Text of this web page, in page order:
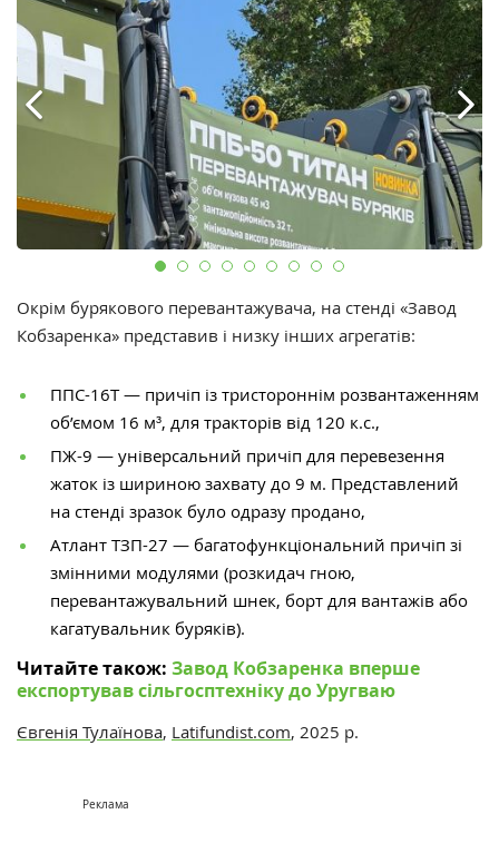
Окрім бурякового перевантажувача, на стенді «Завод
Кобзаренка» представив і низку інших агрегатів:
ППС-16Т — причіп із тристороннім розвантаженням
об’ємом 16 м³, для тракторів від 120 к.с.,
ПЖ-9 — універсальний причіп для перевезення
жаток із шириною захвату до 9 м. Представлений
на стенді зразок було одразу продано,
Атлант ТЗП-27 — багатофункціональний причіп зі
змінними модулями (розкидач гною,
перевантажувальний шнек, борт для вантажів або
кагатувальник буряків).
Читайте також: Завод Кобзаренка вперше
експортував сільгосптехніку до Уругваю
Євгенія Тулаїнова, Latifundist.com, 2025 р.
Реклама